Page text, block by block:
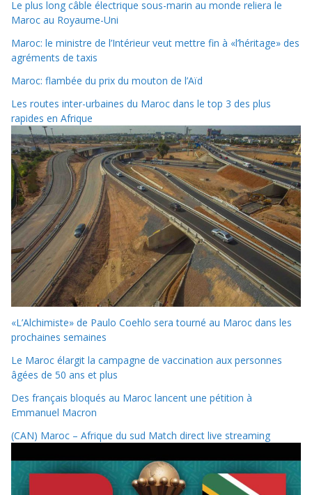
Le plus long câble électrique sous-marin au monde reliera le
Maroc au Royaume-Uni
Maroc: le ministre de l’Intérieur veut mettre fin à «l’héritage» des
agréments de taxis
Maroc: flambée du prix du mouton de l’Aïd
Les routes inter-urbaines du Maroc dans le top 3 des plus
rapides en Afrique
«L’Alchimiste» de Paulo Coehlo sera tourné au Maroc dans les
prochaines semaines
Le Maroc élargit la campagne de vaccination aux personnes
âgées de 50 ans et plus
Des français bloqués au Maroc lancent une pétition à
Emmanuel Macron
(CAN) Maroc – Afrique du sud Match direct live streaming